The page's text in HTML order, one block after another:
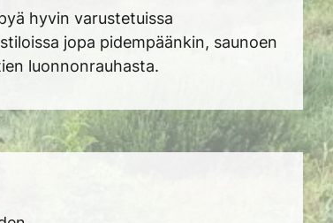
hyvin varustetuissa
jopa pidempäänkin, saunoen
luonnonrauhasta.